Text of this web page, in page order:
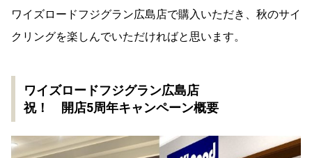
ワイズロードフジグラン広島店で購入いただき、秋のサイ
クリングを楽しんでいただければと思います。
ワイズロードフジグラン広島店
祝！ 開店5周年キャンペーン概要